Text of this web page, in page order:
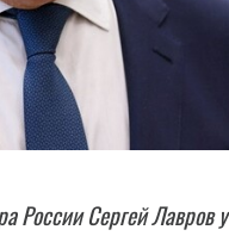
России Сергей Лавров